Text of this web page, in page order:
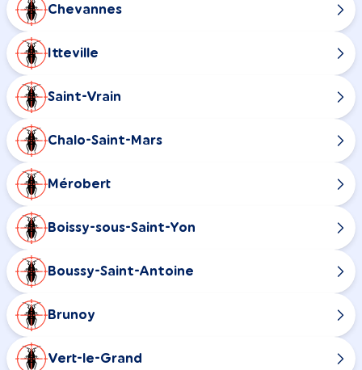
Chevannes
Itteville
Saint-Vrain
Chalo-Saint-Mars
Mérobert
Boissy-sous-Saint-Yon
Boussy-Saint-Antoine
Brunoy
Vert-le-Grand